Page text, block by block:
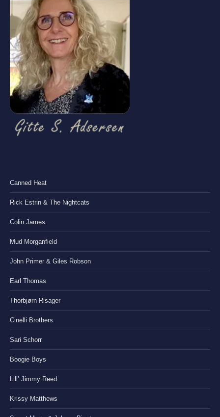
Canned Heat
Rick Estrin & The Nightcats
Colin James
Mud Morganfield
John Primer & Giles Robson
Earl Thomas
Thorbjørn Risager
Cinelli Brothers
Sari Schorr
Boogie Boys
Lill’ Jimmy Reed
Krissy Matthews